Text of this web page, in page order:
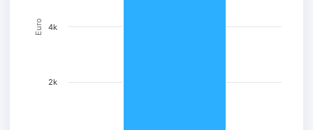
Euro
2k
4k